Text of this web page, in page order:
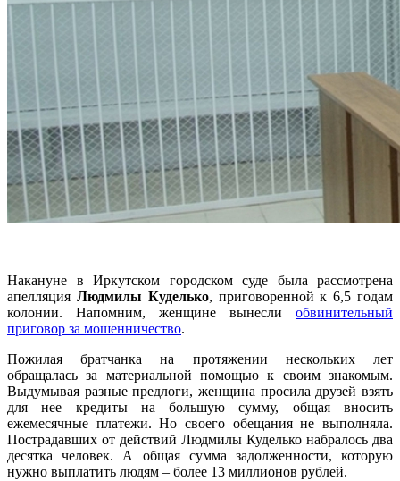
Накануне в Иркутском городском суде была рассмотрена
апелляция Людмилы Куделько, приговоренной к 6,5 годам
колонии. Напомним, женщине вынесли обвинительный
приговор за мошенничество.
Пожилая братчанка на протяжении нескольких лет
обращалась за материальной помощью к своим знакомым.
Выдумывая разные предлоги, женщина просила друзей взять
для нее кредиты на большую сумму, общая вносить
ежемесячные платежи. Но своего обещания не выполняла.
Пострадавших от действий Людмилы Куделько набралось два
десятка человек. А общая сумма задолженности, которую
нужно выплатить людям – более 13 миллионов рублей.